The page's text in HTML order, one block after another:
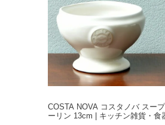
COSTA NOVA コスタノバ スー
ーリン 13cm | キッチン雑貨・食